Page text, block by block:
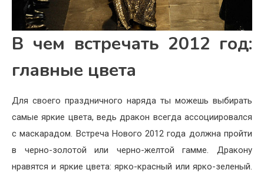
В чем встречать 2012 год:
главные цвета
Для своего праздничного наряда ты можешь выбирать
самые яркие цвета, ведь дракон всегда ассоциировался
с маскарадом. Встреча Нового 2012 года должна пройти
в черно-золотой или черно-желтой гамме. Дракону
нравятся и яркие цвета: ярко-красный или ярко-зеленый.